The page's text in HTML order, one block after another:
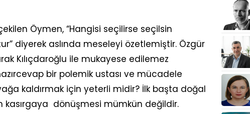
Öymen, “Hangisi seçilirse seçilsin
diyerek aslında meseleyi özetlemiştir. Özgür
Kılıçdaroğlu ile mukayese edilemez
bir polemik ustası ve mücadele
kaldırmak için yeterli midir? İlk başta doğal
kasırgaya dönüşmesi mümkün değildir.